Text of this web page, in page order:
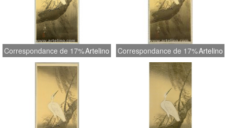
Correspondance de 17%Artelino Correspondance de 17%Artelino